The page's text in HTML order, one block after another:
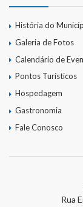
História do
Galeria de Fotos
Calendário de
Pontos Turísticos
Hospedagem
Gastronomia
Fale Conosco
Rua